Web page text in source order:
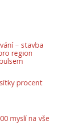
– stavba
region
procent
myslí na vše